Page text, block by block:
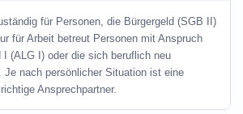
für Personen, die Bürgergeld (SGB II)
für Arbeit betreut Personen mit Anspruch
I (ALG I) oder die sich beruflich neu
Je nach persönlicher Situation ist eine
Ansprechpartner.